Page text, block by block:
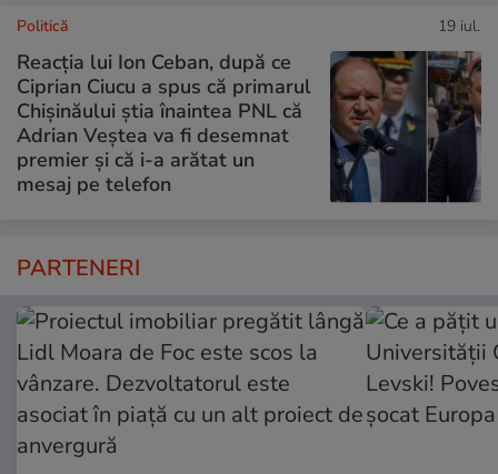
Politică 19 iul.
Reacția lui Ion Ceban, după ce
Ciprian Ciucu a spus că primarul
Chișinăului știa înaintea PNL că
Adrian Veștea va fi desemnat
premier și că i-a arătat un
mesaj pe telefon
PARTENERI